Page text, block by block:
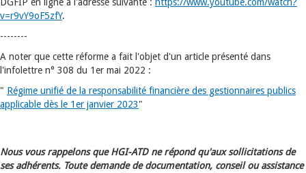
v=r9vY9oF5zfY.
--------
A noter que cette réforme a fait l'objet d'un article présenté dans
l'infolettre n° 308 du 1er mai 2022 :
" Régime unifié de la responsabilité financière des gestionnaires publics
applicable dès le 1er janvier 2023"
Nous vous rappelons que HGI-ATD ne répond qu'aux sollicitations de
ses adhérents. Toute demande de documentation, conseil ou assistance